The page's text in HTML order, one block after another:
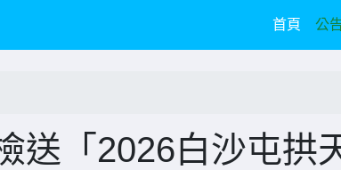
首頁 公
送「2026白沙屯拱